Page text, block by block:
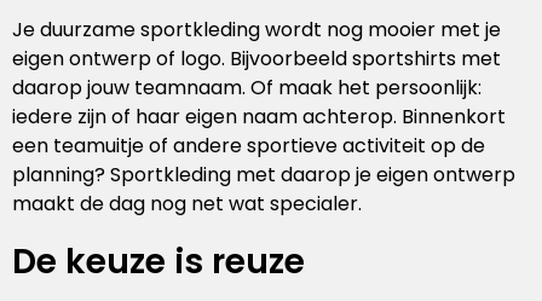
Je duurzame sportkleding wordt nog mooier met je
eigen ontwerp of logo. Bijvoorbeeld sportshirts met
daarop jouw teamnaam. Of maak het persoonlijk:
iedere zijn of haar eigen naam achterop. Binnenkort
een teamuitje of andere sportieve activiteit op de
planning? Sportkleding met daarop je eigen ontwerp
maakt de dag nog net wat specialer.
De keuze is reuze